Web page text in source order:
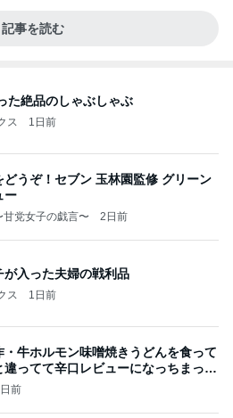
記事を読む
た絶品のしゃぶしゃぶ
ス 1日前
どうぞ！セブン 玉林園監修 グリーン
ー
党女子の戯言〜 2日前
が入った夫婦の戦利品
ス 1日前
・牛ホルモン味噌焼きうどんを食って
違ってて辛口レビューになっちまった
前